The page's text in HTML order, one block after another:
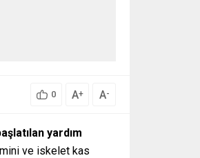
0 A+ A-
yardım
ve iskelet kas